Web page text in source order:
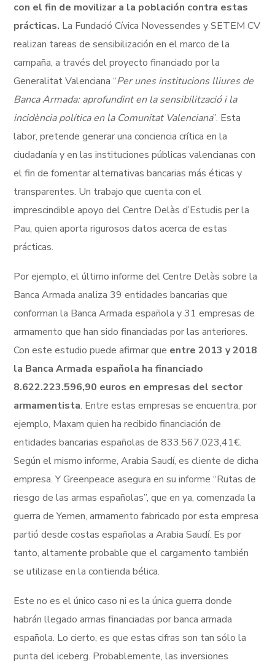
con el fin de movilizar a la población contra estas
prácticas. La Fundació Cívica Novessendes y SETEM CV
realizan tareas de sensibilización en el marco de la
campaña, a través del proyecto financiado por la
Generalitat Valenciana “Per unes institucions lliures de
Banca Armada: aprofundint en la sensibilització i la
incidència política en la Comunitat Valenciana”. Esta
labor, pretende generar una conciencia crítica en la
ciudadanía y en las instituciones públicas valencianas con
el fin de fomentar alternativas bancarias más éticas y
transparentes. Un trabajo que cuenta con el
imprescindible apoyo del Centre Delàs d’Estudis per la
Pau, quien aporta rigurosos datos acerca de estas
prácticas.
Por ejemplo, el último informe del Centre Delàs sobre la
Banca Armada analiza 39 entidades bancarias que
conforman la Banca Armada española y 31 empresas de
armamento que han sido financiadas por las anteriores.
Con este estudio puede afirmar que entre 2013 y 2018
la Banca Armada española ha financiado
8.622.223.596,90 euros en empresas del sector
armamentista. Entre estas empresas se encuentra, por
ejemplo, Maxam quien ha recibido financiación de
entidades bancarias españolas de 833.567.023,41€.
Según el mismo informe, Arabia Saudí, es cliente de dicha
empresa. Y Greenpeace asegura en su informe “Rutas de
riesgo de las armas españolas”, que en ya, comenzada la
guerra de Yemen, armamento fabricado por esta empresa
partió desde costas españolas a Arabia Saudí. Es por
tanto, altamente probable que el cargamento también
se utilizase en la contienda bélica.
Este no es el único caso ni es la única guerra donde
habrán llegado armas financiadas por banca armada
española. Lo cierto, es que estas cifras son tan sólo la
punta del iceberg. Probablemente, las inversiones